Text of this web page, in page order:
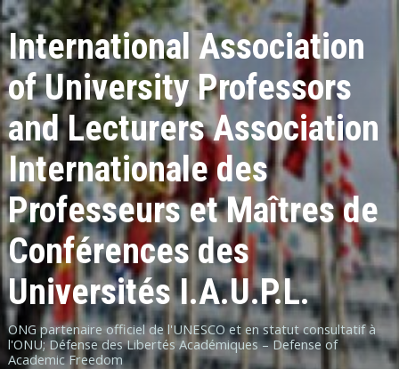
International Association
of University Professors
and Lecturers Association
Internationale des
Professeurs et Maîtres de
Conférences des
Universités I.A.U.P.L.
ONG partenaire officiel de l'UNESCO et en statut consultatif à
l'ONU; Défense des Libertés Académiques – Defense of
Academic Freedom